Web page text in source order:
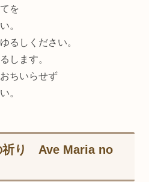
を
。
るしください。
します。
ちいらせず
。
祈り Ave Maria no